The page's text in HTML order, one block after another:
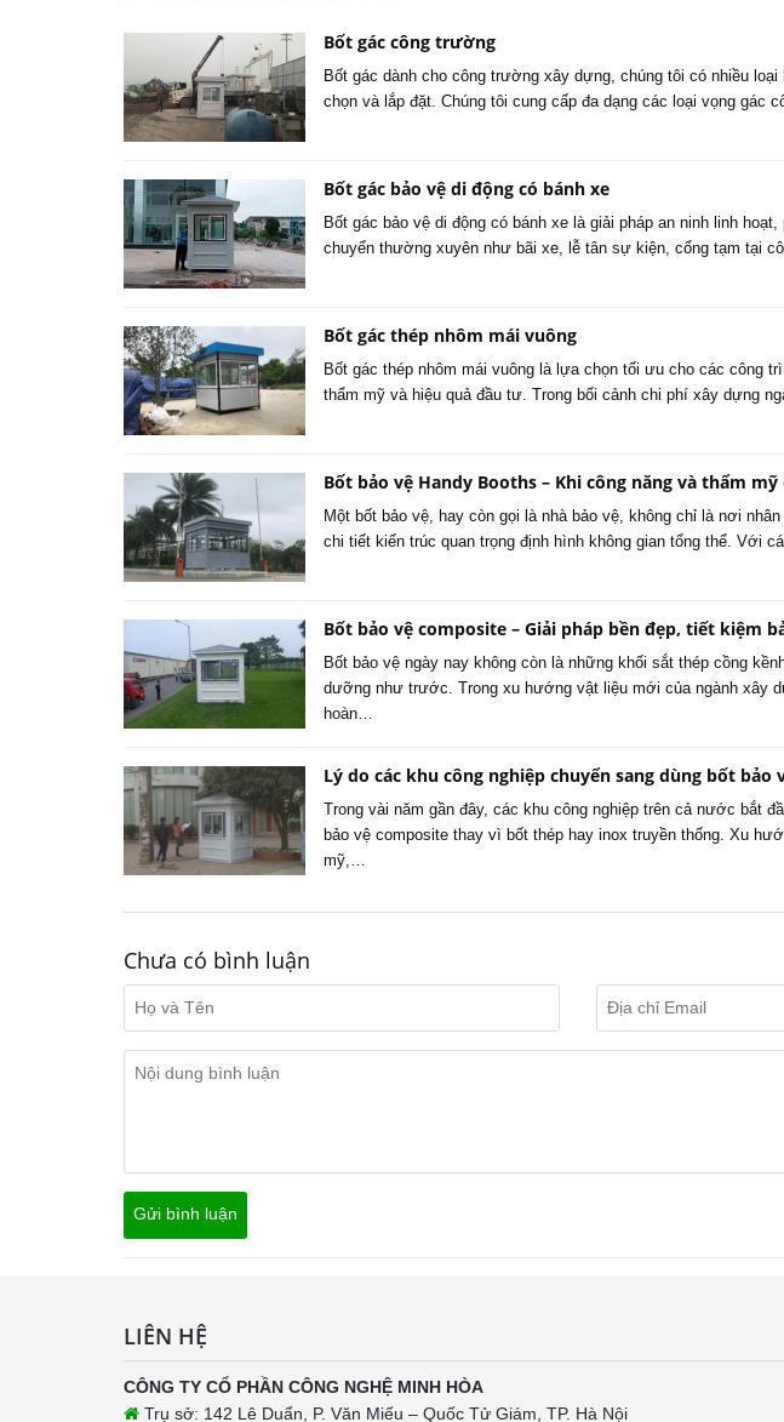
Bốt gác công trường
Bốt gác dành cho công trường xây dựng, chúng tôi có nhiều
chọn và lắp đặt. Chúng tôi cung cấp đa dạng các loại vọng
Bốt gác bảo vệ di động có bánh xe
Bốt gác bảo vệ di động có bánh xe là giải pháp an ninh linh
chuyển thường xuyên như bãi xe, lễ tân sự kiện, cổng tạm tại
Bốt gác thép nhôm mái vuông
Bốt gác thép nhôm mái vuông là lựa chọn tối ưu cho các công
thẩm mỹ và hiệu quả đầu tư. Trong bối cảnh chi phí xây dựng
Bốt bảo vệ Handy Booths – Khi công năng và thẩm mỹ
Một bốt bảo vệ, hay còn gọi là nhà bảo vệ, không chỉ là nơi
chi tiết kiến trúc quan trọng định hình không gian tổng thể. Với
Bốt bảo vệ composite – Giải pháp bền đẹp, tiết kiệm
Bốt bảo vệ ngày nay không còn là những khối sắt thép cồng
dưỡng như trước. Trong xu hướng vật liệu mới của ngành xây
hoàn…
Lý do các khu công nghiệp chuyển sang dùng bốt bảo
Trong vài năm gần đây, các khu công nghiệp trên cả nước bắt
bảo vệ composite thay vì bốt thép hay inox truyền thống. Xu
mỹ,…
Chưa có bình luận
LIÊN HỆ
CÔNG TY CỔ PHẦN CÔNG NGHỆ MINH HÒA
Trụ sở: 142 Lê Duẩn, P. Văn Miếu – Quốc Tử Giám, TP. Hà Nội